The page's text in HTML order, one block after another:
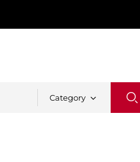
Category